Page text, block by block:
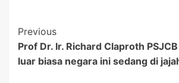
Post
Navigation
Previous
Prof Dr. Ir. Richard Claproth
luar biasa negara ini sedang di